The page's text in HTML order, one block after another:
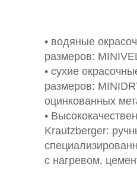
• водяные
размеров:
• сухие
размеров:
оцинкованных
•
Krautzberger:
с нагревом,